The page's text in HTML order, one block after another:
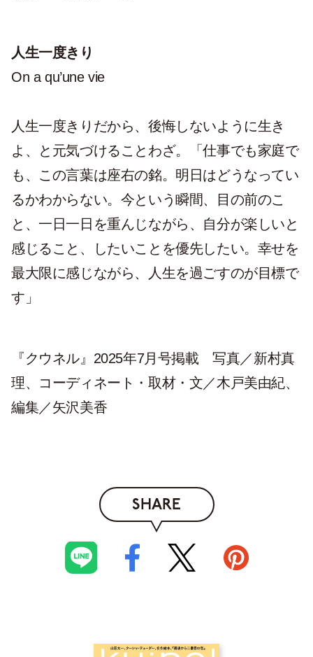
人生一度きり
On a qu’une vie
人生一度きりだから、後悔しないように生き
よ、と元気づけることわざ。「仕事でも家庭で
も、この言葉は座右の銘。明日はどうなってい
るかわからない。今という瞬間、目の前のこ
と、一日一日を重んじながら、自分が楽しいと
感じること、したいことを優先したい。幸せを
最大限に感じながら、人生を過ごすのが目標で
す」
『クウネル』2025年7月号掲載 写真／新村真
理、コーディネート・取材・文／木戸美由紀、
編集／矢沢美香
SHARE